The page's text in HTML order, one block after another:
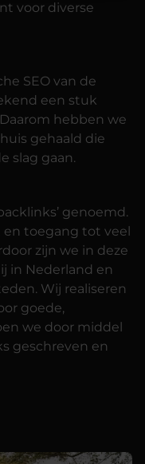
voor diverse
SEO van de
een stuk
hebben we
gehaald die
slag gaan.
’ genoemd.
en toegang tot veel
zijn we in deze
in Nederland en
. Wij realiseren
goede,
we door middel
geschreven en